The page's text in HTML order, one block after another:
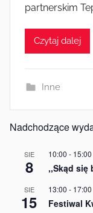
partnerskim
Czytaj dalej
Inne
Nadchodzące
SIE
8
10:00 - 15:00
,,Skąd się
SIE
15
13:00 - 17:00
Festiwal